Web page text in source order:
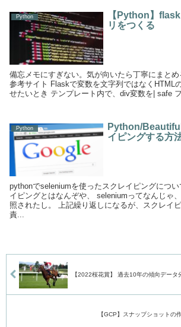
Python
【Python】
リをつくる
備忘メモにすぎない。気が向いたら丁寧にまと
参考サイト Flaskで変数を文字列ではなくHTML
せたいとき テンプレート内で、div変数を| safe
Python
Python/
イピングする方
pythonでseleniumを使ったスクレイピングにつ
イピングとはなんぞや、 seleniumってなんじゃ
照されたし。 上記繰り返しになるが、スクレイ
責...
【2022桜花賞】 過去10年の傾向データ
【GCP】スナップショットの